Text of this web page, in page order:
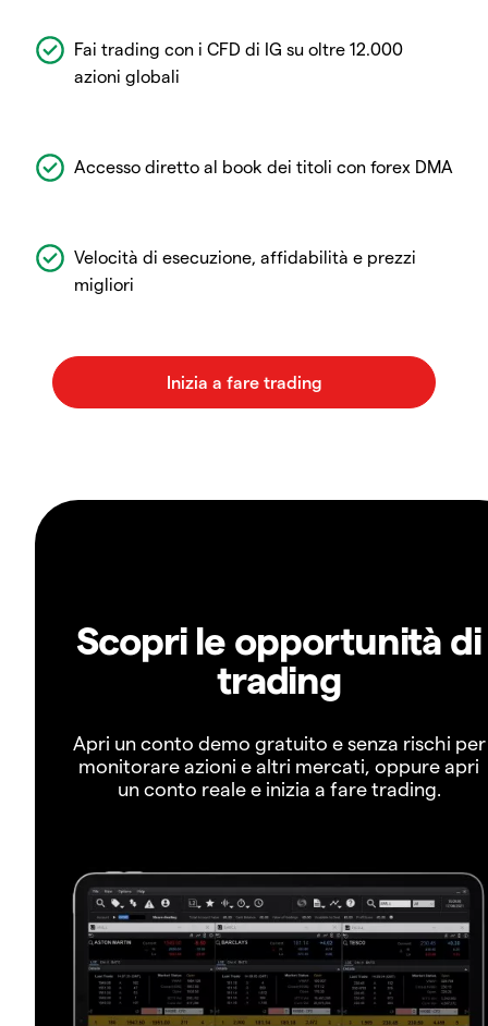
Fai trading con i CFD di IG su oltre 12.000
azioni globali
Accesso diretto al book dei titoli con forex DMA
Velocità di esecuzione, affidabilità e prezzi
migliori
Scopri le opportunità di
trading
Apri un conto demo gratuito e senza rischi per
monitorare azioni e altri mercati, oppure apri
un conto reale e inizia a fare trading.